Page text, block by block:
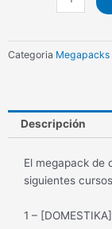
cantidad
Categoria Megapacks
Descripción
El megapack de
siguientes
1 –